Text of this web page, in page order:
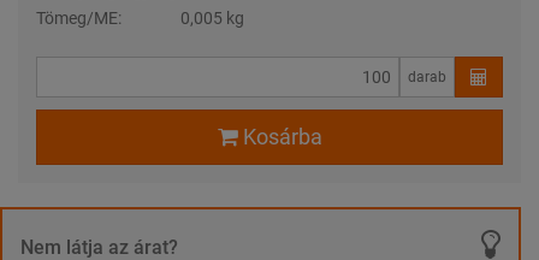
Tömeg/ME:
0,005 kg
darab
Kosárba
Nem látja az árat?